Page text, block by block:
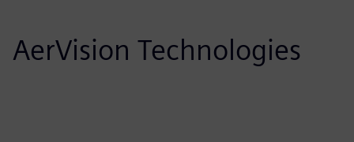
AerVision Technologies